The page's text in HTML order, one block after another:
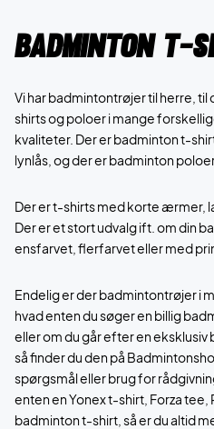
Badminton T-
Vi har badmintontrøjer til herre, til
shirts og poloer i mange
kvaliteter. Der er badminton t-
lynlås, og der er badminton
Der er t-shirts med korte ærmer,
Der er et stort udvalg ift. om din
ensfarvet, flerfarvet eller med
Endelig er der badmintontrøjer i
hvad enten du søger en billig
eller om du går efter en eksklusiv
så finder du den på
spørgsmål eller brug for
enten en Yonex t-shirt, Forza tee,
badminton t-shirt, så er du altid